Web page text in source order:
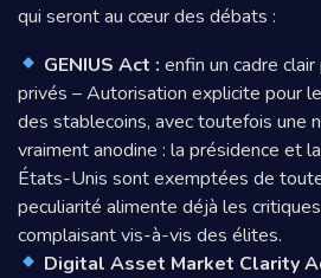
qui seront au cœur des débats :
GENIUS Act : enfin un cadre
privés – Autorisation explicite pour
des stablecoins, avec toutefois une
vraiment anodine : la présidence et
États-Unis sont exemptées de
peculiarité alimente déjà les
complaisant vis-à-vis des élites.
Digital Asset Market Clarity